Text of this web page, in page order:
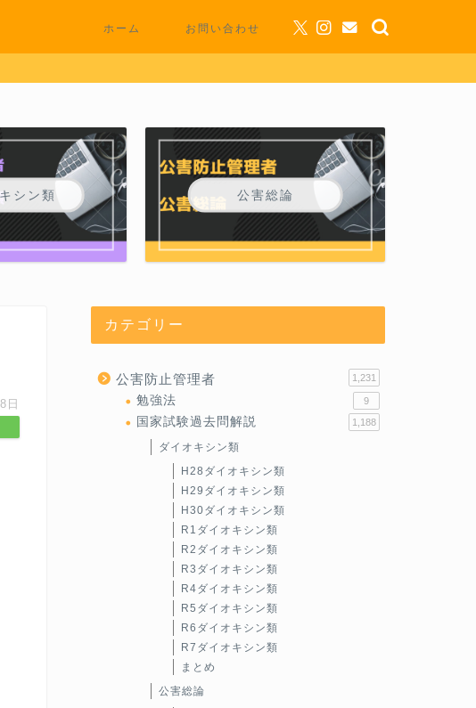
ホーム お問い合わせ
シン類 公害総論
日
カテゴリー
公害防止管理者 1,231
勉強法 9
国家試験過去問解説 1,188
ダイオキシン類
H28ダイオキシン類
H29ダイオキシン類
H30ダイオキシン類
R1ダイオキシン類
R2ダイオキシン類
R3ダイオキシン類
R4ダイオキシン類
R5ダイオキシン類
R6ダイオキシン類
R7ダイオキシン類
まとめ
公害総論